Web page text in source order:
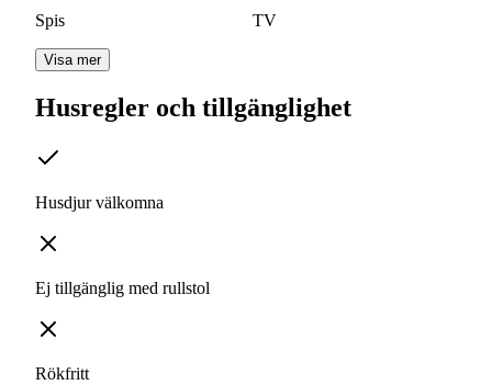
Spis TV
Visa mer
Husregler och tillgänglighet
Husdjur välkomna
Ej tillgänglig med rullstol
Rökfritt